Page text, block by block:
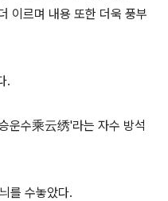
이르며 내용 또한 더욱 풍부
.
운수乘云绣'라는 자수 방석
를 수놓았다.